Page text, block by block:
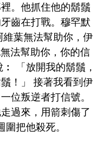
。他抓住他的鬍鬚
齒在打戰。穆罕默
葉無法幫助你，伊
法幫助你，你的信
「放開我的鬍鬚，
！」 接著我看到伊
位叛逆者打信號。
過來，用箭刺傷了
把他殺死。